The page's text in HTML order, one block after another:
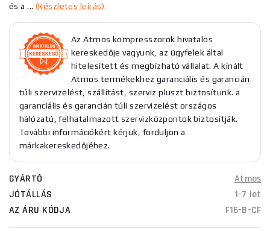
és a ... (Részletes leírás)
Az Atmos kompresszorok hivatalos
kereskedője vagyunk, az ügyfelek által
hitelesített és megbízható vállalat. A kínált
Atmos termékekhez garanciális és garancián
túli szervizelést, szállítást, szerviz pluszt biztosítunk. a
garanciális és garancián túli szervizelést országos
hálózatú, felhatalmazott szervizközpontok biztosítják.
További információkért kérjük, forduljon a
márkakereskedőjéhez.
GYÁRTÓ
Atmos
JÓTÁLLÁS
1-7 let
AZ ÁRU KÓDJA
F16-B-CF